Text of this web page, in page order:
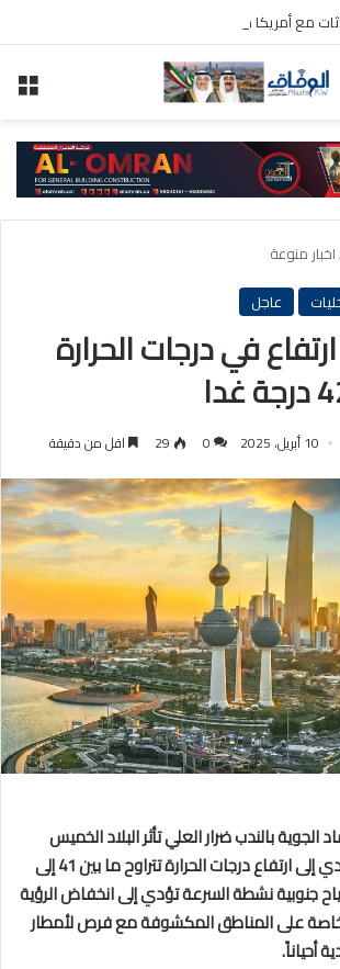
مع أمريكا ما دامت تنتهك الاتفاق المؤقت
اخبار منوعة
عاجل
في درجات الحرارة
10 أبريل، 2025 0
29 اقل من دقيقة
الجوية بالندب ضرار العلي تأثر البلاد الخميس
بكتلة هوائية حارة تؤدي إلى ارتفاع درجات الحرارة تتراوح ما بين 41 إلى
جنوبية نشطة السرعة تؤدي إلى انخفاض الرؤية
خاصة على المناطق المكشوفة مع فرص لأمطار
أحياناً.